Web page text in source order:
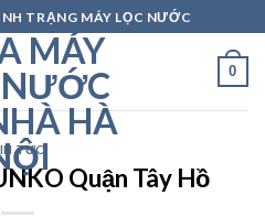
TRẠNG MÁY LỌC NƯỚC
0
TỨC
Quận Tây Hồ